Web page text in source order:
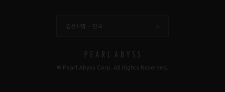
검은사막 - 한국
© Pearl Abyss Corp. All Rights Reserved.